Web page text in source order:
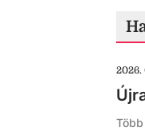
2026.